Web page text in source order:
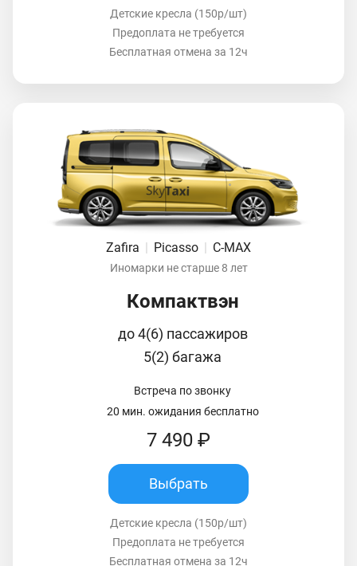
Детские кресла (150р/шт)
Предоплата не требуется
Бесплатная отмена за 12ч
Zafira | Picasso | C-MAX
Иномарки не старше 8 лет
Компактвэн
до 4(6) пассажиров
5(2) багажа
Встреча по звонку
20 мин. ожидания бесплатно
7 490 ₽
Выбрать
Детские кресла (150р/шт)
Предоплата не требуется
Бесплатная отмена за 12ч